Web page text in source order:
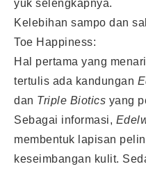
yuk selengkapnya.
Kelebihan sampo dan
Toe Happiness:
Hal pertama yang
tertulis ada kandungan
dan Triple Biotics yang
Sebagai informasi,
membentuk lapisan
keseimbangan kulit.